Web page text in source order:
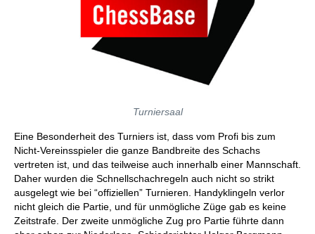
Turniersaal
Eine Besonderheit des Turniers ist, dass vom Profi bis zum
Nicht-Vereinsspieler die ganze Bandbreite des Schachs
vertreten ist, und das teilweise auch innerhalb einer Mannschaft.
Daher wurden die Schnellschachregeln auch nicht so strikt
ausgelegt wie bei “offiziellen” Turnieren. Handyklingeln verlor
nicht gleich die Partie, und für unmögliche Züge gab es keine
Zeitstrafe. Der zweite unmögliche Zug pro Partie führte dann